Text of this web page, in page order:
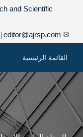
and Scientific
✉